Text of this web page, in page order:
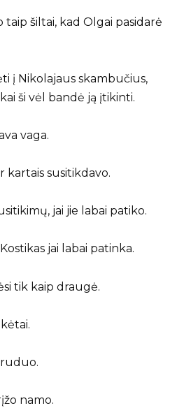
taip šiltai, kad Olgai pasidarė
į Nikolajaus skambučius,
ši vėl bandė ją įtikinti.
vaga.
kartais susitikdavo.
jai jie labai patiko.
jai labai patinka.
tik kaip draugė.
ruduo.
namo.